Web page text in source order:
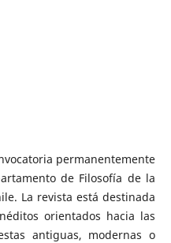
permanentemente
de Filosofía de la
La revista está destinada
orientados hacia las
antiguas, modernas o